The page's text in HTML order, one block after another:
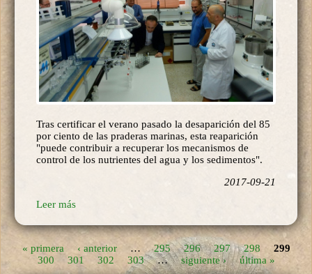
por ciento de las praderas marinas, esta reaparición
"puede contribuir a recuperar los mecanismos de
control de los nutrientes del agua y los sedimentos".
Páginas
« primera ‹ anterior … 295 296 297 298
299
300
301 302 303 … siguiente › última »